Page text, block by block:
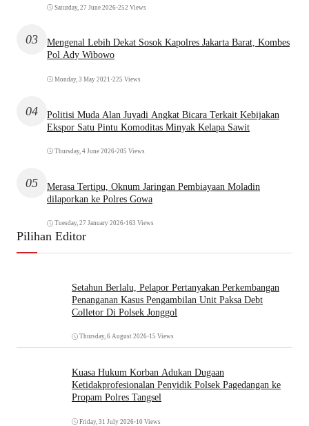
Saturday, 27 June 2026•252 Views
03
Mengenal Lebih Dekat Sosok Kapolres Jakarta Barat, Kombes
Pol Ady Wibowo
Monday, 3 May 2021 •225 Views
04
Politisi Muda Alan Juyadi Angkat Bicara Terkait Kebijakan
Ekspor Satu Pintu Komoditas Minyak Kelapa Sawit
Thursday, 4 June 2026•205 Views
05
Merasa Tertipu, Oknum Jaringan Pembiayaan Moladin
dilaporkan ke Polres Gowa
Tuesday, 27 January 2026•163 Views
Pilihan Editor
Setahun Berlalu, Pelapor Pertanyakan Perkembangan
Penanganan Kasus Pengambilan Unit Paksa Debt
Colletor Di Polsek Jonggol
Thursday, 6 August 2026•15 Views
Kuasa Hukum Korban Adukan Dugaan
Ketidakprofesionalan Penyidik Polsek Pagedangan ke
Propam Polres Tangsel
Friday, 31 July 2026•10 Views